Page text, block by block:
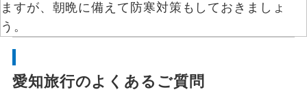
ますが、朝晩に備えて防寒対策もしておきましょ
う。
愛知旅行のよくあるご質問